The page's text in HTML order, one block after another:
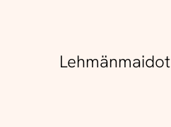
Lehmänmaidot